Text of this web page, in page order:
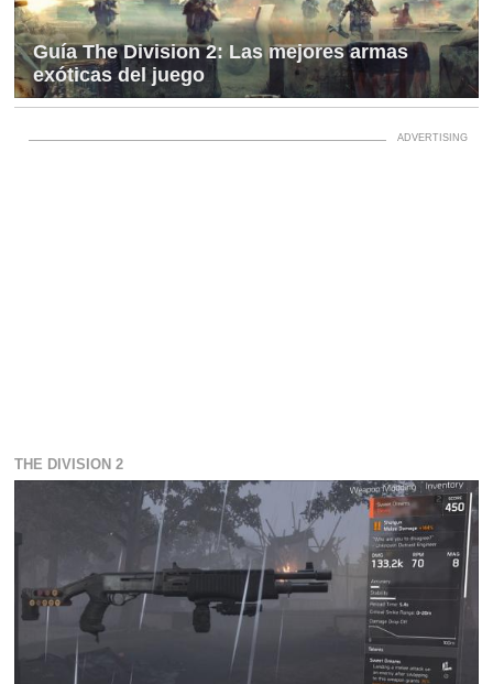
Guía The Division 2: Las mejores armas
exóticas del juego
THE DIVISION 2